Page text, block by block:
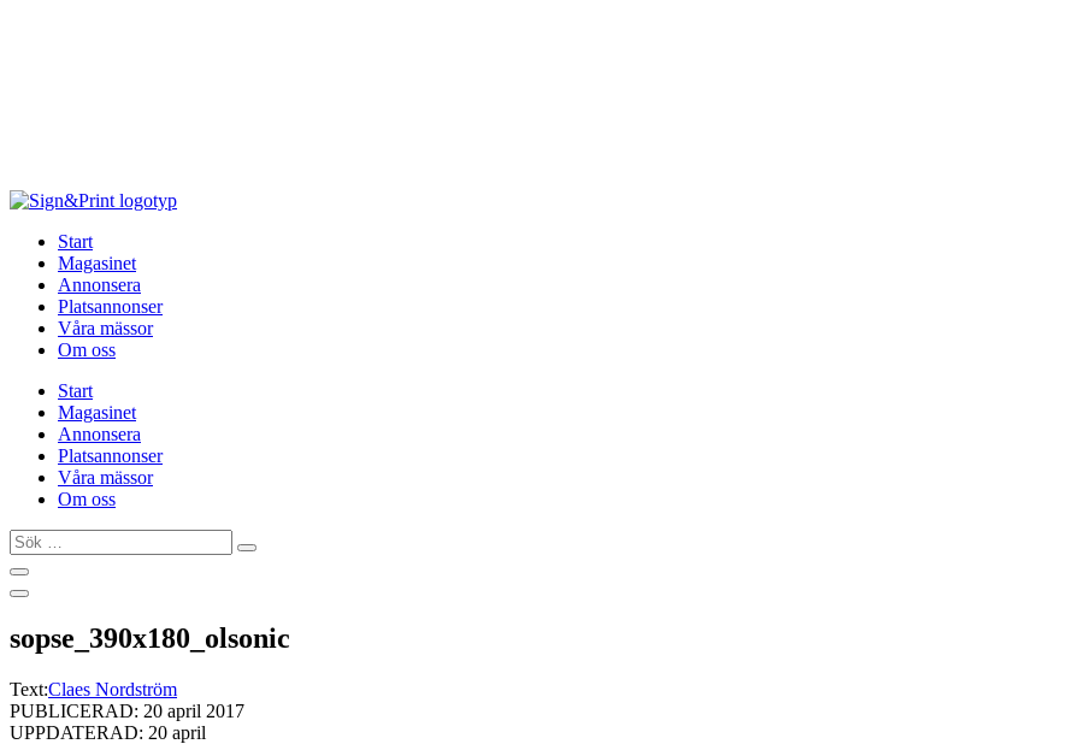
Start
Magasinet
Annonsera
Platsannonser
Våra mässor
Om oss
Start
Magasinet
Annonsera
Platsannonser
Våra mässor
Om oss
Sök
…
sopse_390x180_olsonic
Text:Claes Nordström
PUBLICERAD: 20 april 2017
UPPDATERAD: 20 april